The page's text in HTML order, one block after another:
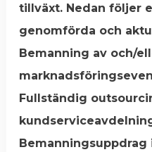
tillväxt. Nedan följer
genomförda och
Bemanning av och/
Fullständig